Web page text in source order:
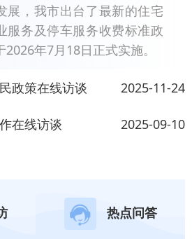
展，我市出台了最新的住宅
服务及停车服务收费标准政
2026年7月18日正式实施。
政策在线访谈 2025-11-24
在线访谈 2025-09-10
热点问答